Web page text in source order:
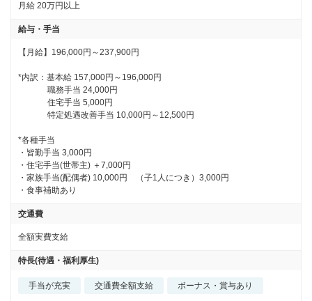
月給 20万円以上
給与・手当
【月給】196,000円～237,900円
*内訳：基本給 157,000円～196,000円
職務手当 24,000円
住宅手当 5,000円
特定処遇改善手当 10,000円～12,500円
*各種手当
・皆勤手当 3,000円
・住宅手当(世帯主) ＋7,000円
・家族手当(配偶者) 10,000円　（子1人につき）3,000円
・食事補助あり
交通費
全額実費支給
特長(待遇・福利厚生)
手当が充実 交通費全額支給 ボーナス・賞与あり